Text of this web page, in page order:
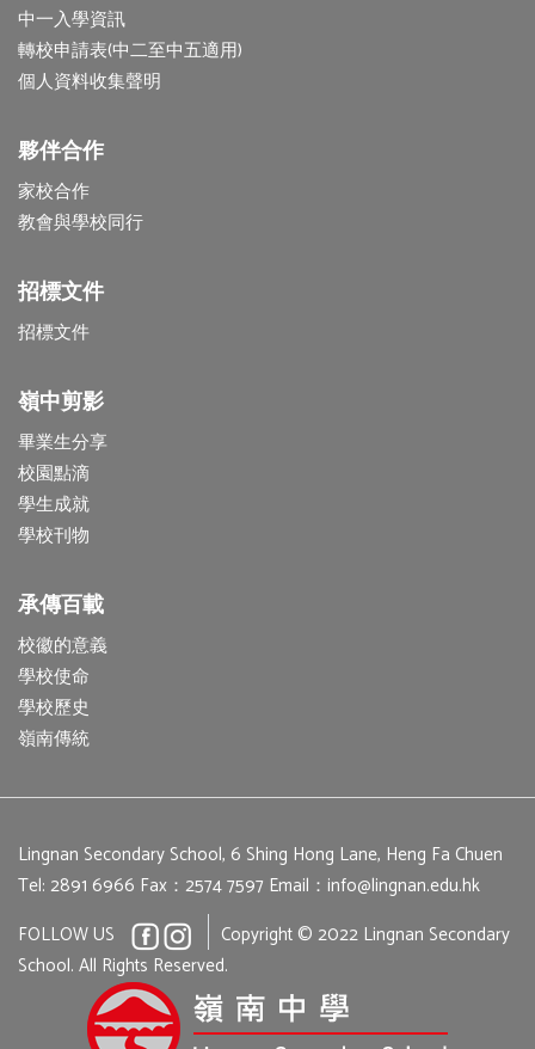
中一入學資訊
轉校申請表(中二至中五適用)
個人資料收集聲明
夥伴合作
家校合作
教會與學校同行
招標文件
招標文件
嶺中剪影
畢業生分享
校園點滴
學生成就
學校刊物
承傳百載
校徽的意義
學校使命
學校歷史
嶺南傳統
Lingnan Secondary School, 6 Shing Hong Lane, Heng Fa Chuen
Tel: 2891 6966 Fax：2574 7597 Email： info@lingnan.edu.hk
FOLLOW US
Copyright © 2022 Lingnan Secondary
School. All Rights Reserved.